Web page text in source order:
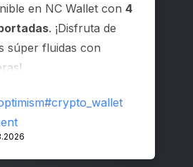
en NC Wallet con 4
. ¡Disfruta de
súper fluidas con
#crypto_wallet